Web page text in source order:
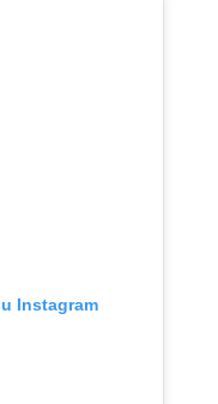
Instagram